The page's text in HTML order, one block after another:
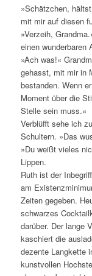
»Schätzchen,
mit mir auf diesen
»Verzeih,
einen
»Ach was!«
gehasst, mit mir in
bestanden. Wenn
Moment über die
Stelle sein muss.«
Verblüfft sehe ich
Schultern. »Das
»Du weißt vieles
Lippen.
Ruth ist der
am
Zeiten gegeben.
schwarzes
darüber. Der lange
kaschiert die
dezente Langkette
kunstvollen